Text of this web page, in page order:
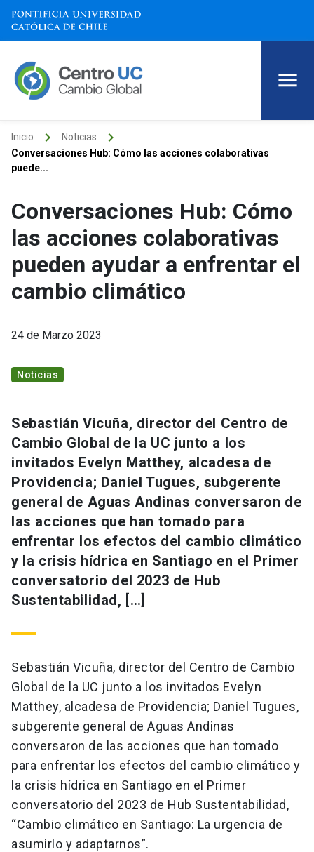
Inicio keyboard_arrow_right Noticias keyboard_arrow_right
Conversaciones Hub: Cómo las acciones colaborativas
puede...
Conversaciones Hub: Cómo
las acciones colaborativas
pueden ayudar a enfrentar el
cambio climático
24 de Marzo 2023
Noticias
Sebastián Vicuña, director del Centro de
Cambio Global de la UC junto a los
invitados Evelyn Matthey, alcadesa de
Providencia; Daniel Tugues, subgerente
general de Aguas Andinas conversaron de
las acciones que han tomado para
enfrentar los efectos del cambio climático
y la crisis hídrica en Santiago en el Primer
conversatorio del 2023 de Hub
Sustentabilidad, […]
Sebastián Vicuña, director del Centro de Cambio
Global de la UC junto a los invitados Evelyn
Matthey, alcadesa de Providencia; Daniel Tugues,
subgerente general de Aguas Andinas
conversaron de las acciones que han tomado
para enfrentar los efectos del cambio climático y
la crisis hídrica en Santiago en el Primer
conversatorio del 2023 de Hub Sustentabilidad,
“Cambio climático en Santiago: La urgencia de
asumirlo y adaptarnos”.